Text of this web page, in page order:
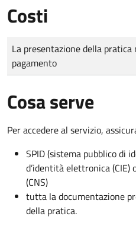
Costi
Tipo di pagamento
Importo
La presentazione della pratica
pagamento
Cosa serve
Per accedere al servizio,
SPID (sistema pubblico di
d’identità elettronica (CIE)
(CNS)
tutta la documentazione
della pratica.